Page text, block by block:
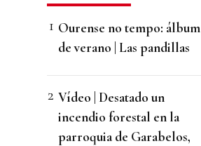
Ourense no tempo: álbum
de verano | Las pandillas
Vídeo | Desatado un
incendio forestal en la
parroquia de Garabelos,